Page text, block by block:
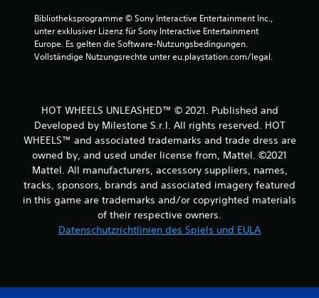
t
e
e
n
a
u
s
6
Bibliotheksprogramme © Sony Interactive Entertainment Inc.,
unter exklusiver Lizenz für Sony Interactive Entertainment
Europe. Es gelten die Software-Nutzungsbedingungen.
Vollständige Nutzungsrechte unter eu.playstation.com/legal.
HOT WHEELS UNLEASHED™ © 2021. Published and
Developed by Milestone S.r.l. All rights reserved. HOT
WHEELS™ and associated trademarks and trade dress are
owned by, and used under license from, Mattel. ©2021
Mattel. All manufacturers, accessory suppliers, names,
tracks, sponsors, brands and associated imagery featured
in this game are trademarks and/or copyrighted materials
of their respective owners.
Datenschutzrichtlinien des Spiels und EULA